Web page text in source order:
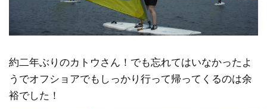
約二年ぶりのカトウさん！でも忘れてはいなかったよ
うでオフショアでもしっかり行って帰ってくるのは余
裕でした！